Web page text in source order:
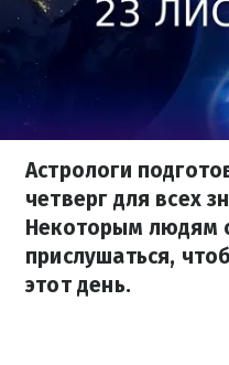
Астрологи
четверг для всех
Некоторым людям
прислушаться,
этот день.